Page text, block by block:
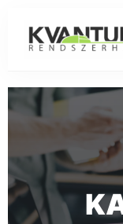
content